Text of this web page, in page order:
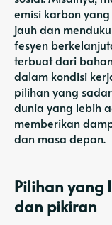
emisi karbon
jauh dan
fesyen
terbuat dari
dalam kondisi
pilihan yang
dunia yang lebih
memberikan
dan masa depan.
Pilihan yang
dan pikiran